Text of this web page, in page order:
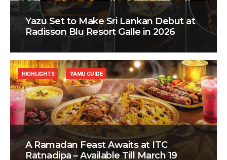
Yazu Set to Make Sri Lankan Debut at
Radisson Blu Resort Galle in 2026
A Ramadan Feast Awaits at ITC
Ratnadipa – Available Till March 19
HIGHLIGHTS YAMU GUIDE